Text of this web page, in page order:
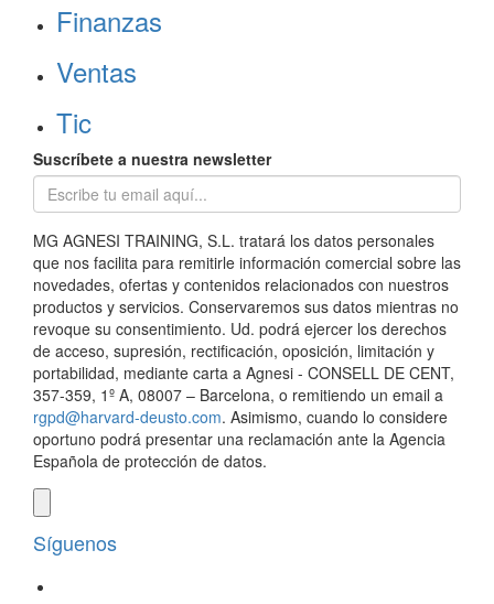
Finanzas
Ventas
Tic
Suscríbete a nuestra newsletter
MG AGNESI TRAINING, S.L. tratará los datos personales
que nos facilita para remitirle información comercial sobre las
novedades, ofertas y contenidos relacionados con nuestros
productos y servicios. Conservaremos sus datos mientras no
revoque su consentimiento. Ud. podrá ejercer los derechos
de acceso, supresión, rectificación, oposición, limitación y
portabilidad, mediante carta a Agnesi - CONSELL DE CENT,
357-359, 1º A, 08007 – Barcelona, o remitiendo un email a
rgpd@harvard-deusto.com. Asimismo, cuando lo considere
oportuno podrá presentar una reclamación ante la Agencia
Española de protección de datos.
Síguenos